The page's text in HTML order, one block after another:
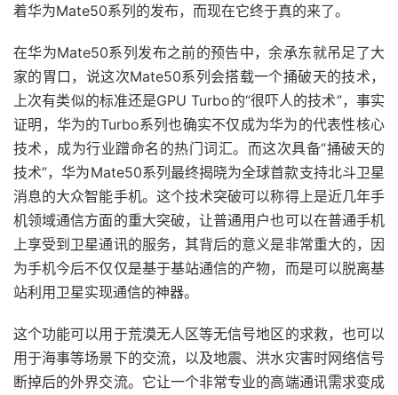
着华为Mate50系列的发布，而现在它终于真的来了。
在华为Mate50系列发布之前的预告中，余承东就吊足了大
家的胃口，说这次Mate50系列会搭载一个捅破天的技术，
上次有类似的标准还是GPU Turbo的“很吓人的技术”，事实
证明，华为的Turbo系列也确实不仅成为华为的代表性核心
技术，成为行业蹭命名的热门词汇。而这次具备“捅破天的
技术”，华为Mate50系列最终揭晓为全球首款支持北斗卫星
消息的大众智能手机。这个技术突破可以称得上是近几年手
机领域通信方面的重大突破，让普通用户也可以在普通手机
上享受到卫星通讯的服务，其背后的意义是非常重大的，因
为手机今后不仅仅是基于基站通信的产物，而是可以脱离基
站利用卫星实现通信的神器。
这个功能可以用于荒漠无人区等无信号地区的求救，也可以
用于海事等场景下的交流，以及地震、洪水灾害时网络信号
断掉后的外界交流。它让一个非常专业的高端通讯需求变成